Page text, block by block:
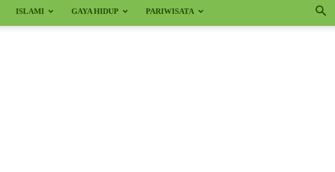
ISLAMI GAYA HIDUP PARIWISATA